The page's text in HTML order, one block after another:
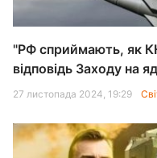
"РФ сприймають, як
відповідь Заходу на
27 листопада 2024, 19:29